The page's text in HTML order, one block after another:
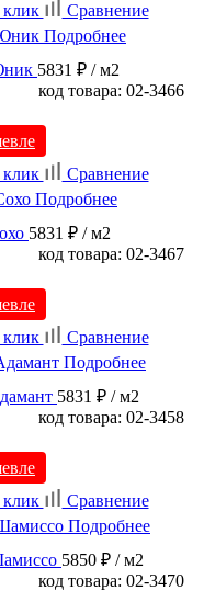
Сравнение
Подробнее
5831 ₽ / м2
код товара: 02-3466
Сравнение
Подробнее
5831 ₽ / м2
код товара: 02-3467
Сравнение
Подробнее
5831 ₽ / м2
код товара: 02-3458
Сравнение
Подробнее
5850 ₽ / м2
код товара: 02-3470